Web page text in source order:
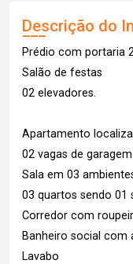
Descrição do
Prédio com portaria
Salão de festas
02 elevadores.
Apartamento
02 vagas de
Sala em 03
03 quartos sendo 01
Corredor com
Banheiro social com
Lavabo